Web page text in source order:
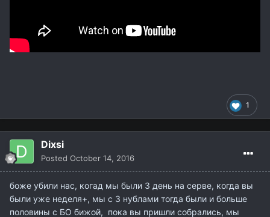
1
Dixsi
Posted October 14, 2016
боже убили нас, когад мы были 3 день на серве, когда вы
были уже неделя+, мы с 3 нублами тогда были и больше
половины с БО бижой, пока вы пришли собрались, мы